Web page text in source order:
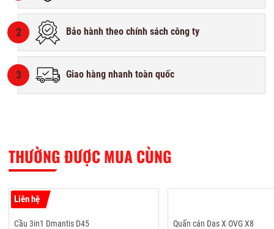
2 Bảo hành theo chính sách công ty
3 Giao hàng nhanh toàn quốc
THƯỜNG ĐƯỢC MUA CÙNG
Liên hệ
Cầu 3in1 Dmantis D45 Quấn cán Das X OVG X8